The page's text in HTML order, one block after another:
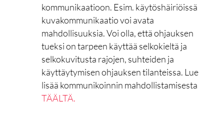
kommunikaatioon. Esim. käytöshäiriöissä
kuvakommunikaatio voi avata
mahdollisuuksia. Voi olla, että ohjauksen
tueksi on tarpeen käyttää selkokieltä ja
selkokuvitusta rajojen, suhteiden ja
käyttäytymisen ohjauksen tilanteissa. Lue
lisää kommunikoinnin mahdollistamisesta
TÄÄLTÄ.